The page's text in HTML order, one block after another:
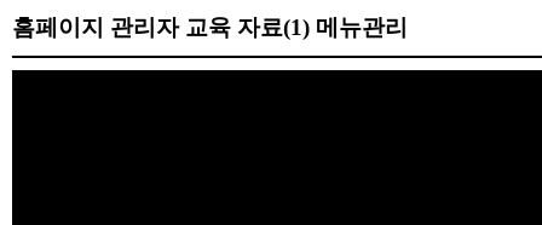
홈페이지 관리자 교육 자료(1) 메뉴관리